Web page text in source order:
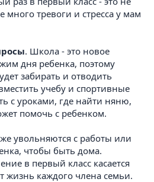
много тревоги и стресса у мам
. Школа - это новое
дня ребенка, поэтому
забирать и отводить
учебу и спортивные
с уроками, где найти няню,
помочь с ребенком.
увольняются с работы или
чтобы быть дома.
в первый класс касается
жизнь каждого члена семьи.